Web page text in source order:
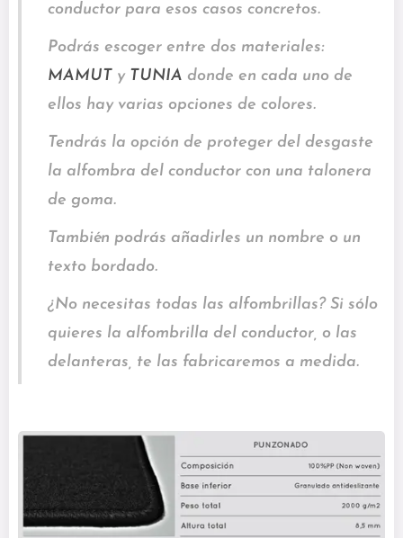
conductor para esos casos concretos.
Podrás escoger entre dos materiales:
MAMUT y TUNIA donde en cada uno de
ellos hay varias opciones de colores.
Tendrás la opción de proteger del desgaste
la alfombra del conductor con una talonera
de goma.
También podrás añadirles un nombre o un
texto bordado.
¿No necesitas todas las alfombrillas? Si sólo
quieres la alfombrilla del conductor, o las
delanteras, te las fabricaremos a medida.